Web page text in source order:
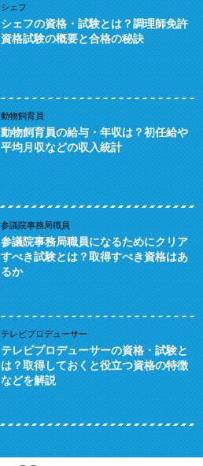
シェフ
シェフの資格・試験とは？調理師免許
資格試験の概要と合格の秘訣
動物飼育員
動物飼育員の給与・年収は？初任給や
平均月収などの収入統計
参議院事務局職員
参議院事務局職員になるためにクリア
すべき試験とは？取得すべき資格はあ
るか
テレビプロデューサー
テレビプロデューサーの資格・試験と
は？取得しておくと役立つ資格の特徴
などを解説